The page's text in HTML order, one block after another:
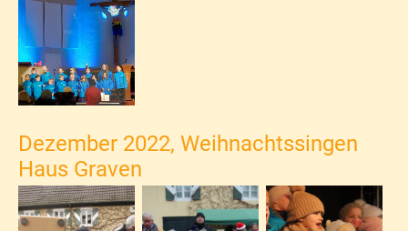
Dezember 2022, Weihnachtssingen
Haus Graven